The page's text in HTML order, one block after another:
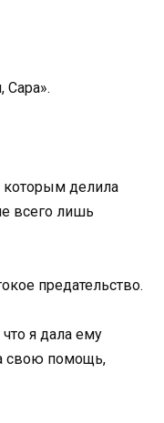
Сара».
которым делила
всего лишь
предательство.
я дала ему
свою помощь,